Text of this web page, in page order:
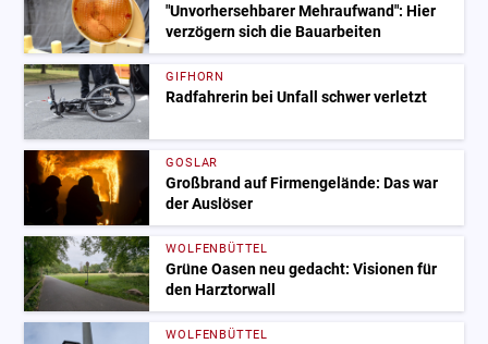
"Unvorhersehbarer Mehraufwand": Hier
verzögern sich die Bauarbeiten
GIFHORN
Radfahrerin bei Unfall schwer verletzt
GOSLAR
Großbrand auf Firmengelände: Das war
der Auslöser
WOLFENBÜTTEL
Grüne Oasen neu gedacht: Visionen für
den Harztorwall
WOLFENBÜTTEL